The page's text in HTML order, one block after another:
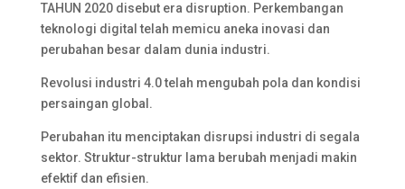
TAHUN 2020 disebut era disruption. Perkembangan
teknologi digital telah memicu aneka inovasi dan
perubahan besar dalam dunia industri.
Revolusi industri 4.0 telah mengubah pola dan kondisi
persaingan global.
Perubahan itu menciptakan disrupsi industri di segala
sektor. Struktur-struktur lama berubah menjadi makin
efektif dan efisien.